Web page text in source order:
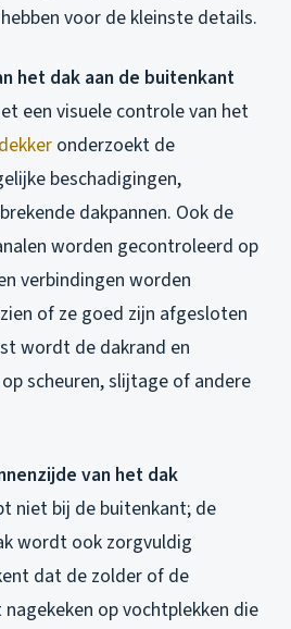
voor de kleinste details.
het dak aan de buitenkant
een visuele controle van het
onderzoekt de
beschadigingen,
dakpannen. Ook de
worden gecontroleerd op
verbindingen worden
of ze goed zijn afgesloten
wordt de dakrand en
scheuren, slijtage of andere
van het dak
niet bij de buitenkant; de
wordt ook zorgvuldig
dat de zolder of de
op vochtplekken die